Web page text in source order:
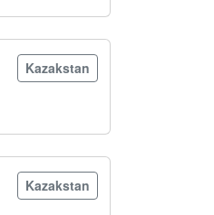
Kazakstan
Kazakstan